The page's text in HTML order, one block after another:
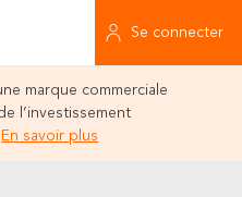
Se connecter
marque commerciale
l’investissement
En savoir plus